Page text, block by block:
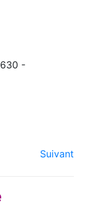
-
Suivant